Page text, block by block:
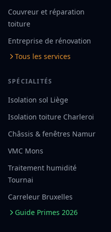
Couvreur et réparation
toiture
Entreprise de rénovation
Tous les services
SPÉCIALITÉS
Isolation sol Liège
Isolation toiture Charleroi
Châssis & fenêtres Namur
VMC Mons
Traitement humidité
Tournai
Carreleur Bruxelles
Guide Primes 2026